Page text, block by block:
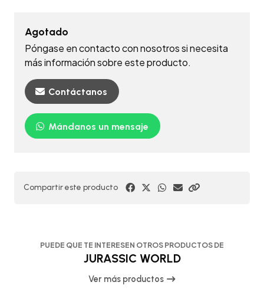
Agotado
Póngase en contacto con nosotros si necesita
más información sobre este producto.
Contáctanos
Mándanos un mensaje
Compartir este producto
PUEDE QUE TE INTERESEN OTROS PRODUCTOS DE
JURASSIC WORLD
Ver más productos